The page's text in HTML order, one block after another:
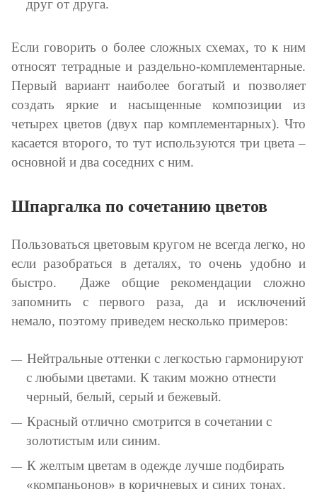
друг от друга.
Если говорить о более сложных схемах, то к ним
относят тетрадные и раздельно-комплементарные.
Первый вариант наиболее богатый и позволяет
создать яркие и насыщенные композиции из
четырех цветов (двух пар комплементарных). Что
касается второго, то тут используются три цвета –
основной и два соседних с ним.
Шпаргалка по сочетанию цветов
Пользоваться цветовым кругом не всегда легко, но
если разобраться в деталях, то очень удобно и
быстро. Даже общие рекомендации сложно
запомнить с первого раза, да и исключений
немало, поэтому приведем несколько примеров:
Нейтральные оттенки с легкостью гармонируют
с любыми цветами. К таким можно отнести
черный, белый, серый и бежевый.
Красный отлично смотрится в сочетании с
золотистым или синим.
К желтым цветам в одежде лучше подбирать
«компаньонов» в коричневых и синих тонах.